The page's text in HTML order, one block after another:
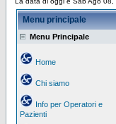
Menu principale
Menu Principale
Home
Chi siamo
Info per Operatori e
Pazienti